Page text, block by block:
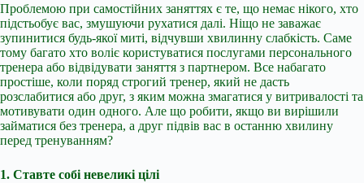
Проблемою при самостійних заняттях є те, що немає нікого, хто
підстьобує вас, змушуючи рухатися далі. Ніщо не заважає
зупинитися будь-якої миті, відчувши хвилинну слабкість. Саме
тому багато хто воліє користуватися послугами персонального
тренера або відвідувати заняття з партнером. Все набагато
простіше, коли поряд строгий тренер, який не дасть
розслабитися або друг, з яким можна змагатися у витривалості та
мотивувати один одного. Але що робити, якщо ви вирішили
займатися без тренера, а друг підвів вас в останню хвилину
перед тренуванням?
1. Ставте собі невеликі цілі